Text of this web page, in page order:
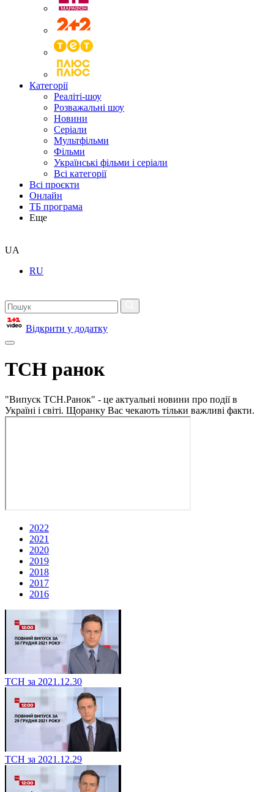
Категорії
Реаліті-шоу
Розважальні шоу
Новини
Серіали
Мультфільми
Фільми
Українські фільми і серіали
Всі категорії
Всі проєкти
Онлайн
ТБ програма
Еще
UA
RU
Відкрити у додатку
ТСН ранок
"Випуск ТСН.Ранок" - це актуальні новини про події в
Україні і світі. Щоранку Вас чекають тільки важливі факти.
2022
2021
2020
2019
2018
2017
2016
ТСН за 2021.12.30
ТСН за 2021.12.29